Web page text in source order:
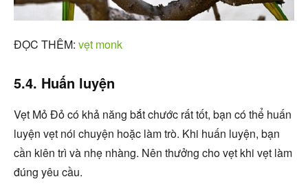
ĐỌC THÊM: vẹt monk
5.4. Huấn luyện
Vẹt Mỏ Đỏ có khả năng bắt chước rất tốt, bạn có thể huấn
luyện vẹt nói chuyện hoặc làm trò. Khi huấn luyện, bạn
cần kiên trì và nhẹ nhàng. Nên thưởng cho vẹt khi vẹt làm
đúng yêu cầu.